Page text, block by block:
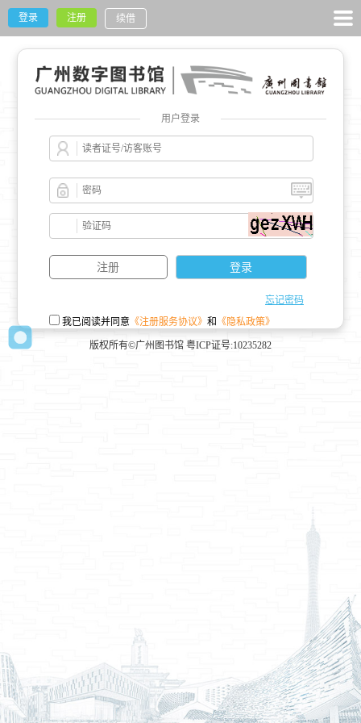
用户登录
忘记密码
我已阅读并同意《注册服务协议》 和 《隐私政策》
登录 注册 续借
版权所有©广州图书馆 粤ICP证号:10235282